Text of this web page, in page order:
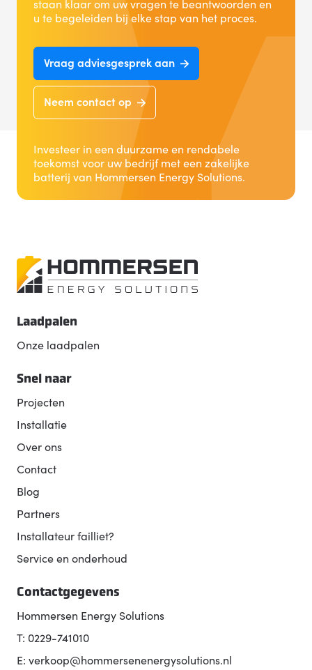
staan klaar om uw vragen te beantwoorden en
u te begeleiden bij elke stap van het proces.
Vraag adviesgesprek aan
Neem contact op
Investeer in een duurzame en rendabele
toekomst voor uw bedrijf met een zakelijke
batterij van Hommersen Energy Solutions.
Laadpalen
Onze laadpalen
Snel naar
Projecten
Installatie
Over ons
Contact
Blog
Partners
Installateur failliet?
Service en onderhoud
Contactgegevens
Hommersen Energy Solutions
T: 0229-741010
E: verkoop@hommersenenergysolutions.nl